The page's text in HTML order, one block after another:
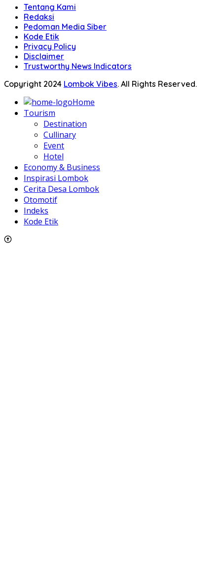
Tentang Kami
Redaksi
Pedoman Media Siber
Kode Etik
Privacy Policy
Disclaimer
Trustworthy News Indicators
Copyright 2024 Lombok Vibes. All Rights Reserved.
Home
Tourism
Destination
Cullinary
Event
Hotel
Economy & Business
Inspirasi Lombok
Cerita Desa Lombok
Otomotif
Indeks
Kode Etik